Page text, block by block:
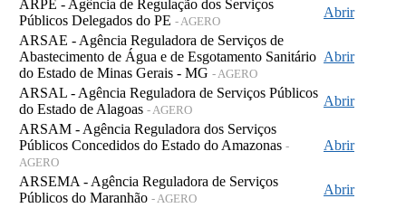
ARPE - Agência de Regulação dos Serviços
Públicos Delegados do PE - AGERO
Abrir
ARSAE - Agência Reguladora de Serviços de
Abastecimento de Água e de Esgotamento Sanitário
do Estado de Minas Gerais - MG - AGERO
Abrir
ARSAL - Agência Reguladora de Serviços Públicos
do Estado de Alagoas - AGERO
Abrir
ARSAM - Agência Reguladora dos Serviços
Públicos Concedidos do Estado do Amazonas -
AGERO
Abrir
ARSEMA - Agência Reguladora de Serviços
Públicos do Maranhão - AGERO
Abrir